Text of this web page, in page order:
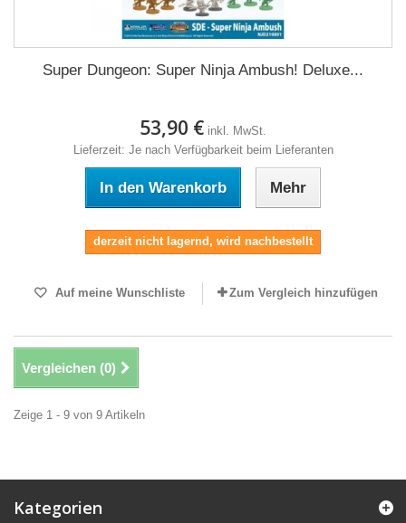
Super Dungeon: Super Ninja Ambush! Deluxe...
53,90 € inkl. MwSt.
Lieferzeit: Je nach Verfügbarkeit beim Lieferanten
In den Warenkorb Mehr
derzeit nicht lagernd, wird nachbestellt
Auf meine Wunschliste Zum Vergleich hinzufügen
Vergleichen (0)
Zeige 1 - 9 von 9 Artikeln
Kategorien